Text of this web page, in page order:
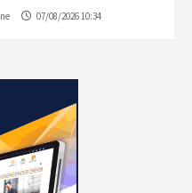
07/08/2026 10:34